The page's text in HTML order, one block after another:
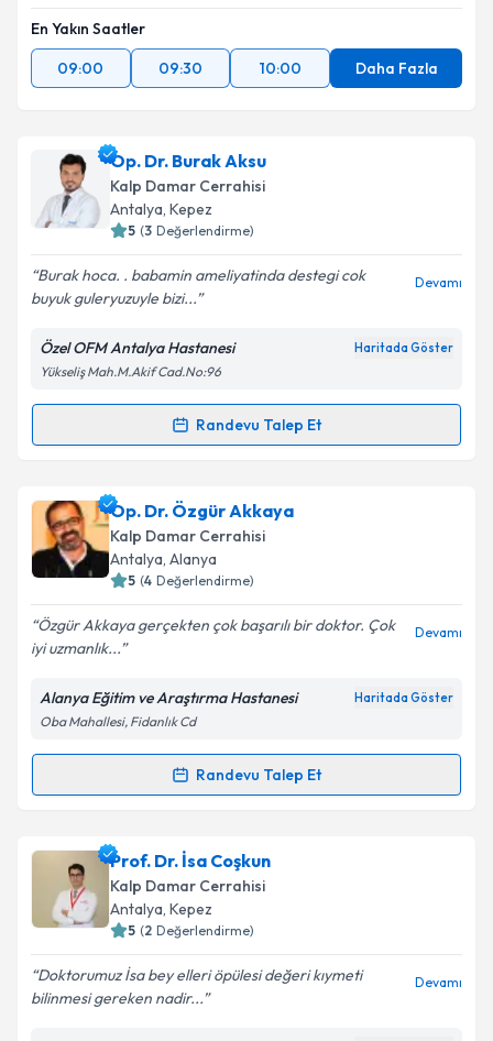
En Yakın Saatler
09:00
09:30 10:00 Daha Fazla
Op. Dr. Burak Aksu
Kalp Damar Cerrahisi
Antalya, Kepez
5 (3 Değerlendirme)
Burak hoca. . babamin ameliyatinda destegi cok
buyuk guleryuzuyle bizi...
Devamı
Özel OFM Antalya Hastanesi Haritada Göster
Yükseliş Mah.M.Akif Cad.No:96
Randevu Talep Et
Randevu Takvimi Talebi
Op. Dr. Burak Aksuiçin randevu takvimi talebi
oluşturun. Size bu uzmandan randevu almanız için bir
takvim hazırlandığında e-posta ile bilgilendireceğiz.
Kişisel verilerimin işlenmesine ilişkin
Aydınlatma
Metni'ni okudum ve kişisel verilerimin belirtilen
kapsamda işlenmesini kabul ediyorum.
Op. Dr. Özgür Akkaya
Kalp Damar Cerrahisi
Antalya, Alanya
5 (4 Değerlendirme)
Özgür Akkaya gerçekten çok başarılı bir doktor. Çok
iyi uzmanlık...
Devamı
Alanya Eğitim ve Araştırma Hastanesi Haritada Göster
Oba Mahallesi, Fidanlık Cd
Randevu Talep Et
Randevu Takvimi Talebi
Op. Dr. Özgür Akkayaiçin randevu takvimi talebi
oluşturun. Size bu uzmandan randevu almanız için bir
takvim hazırlandığında e-posta ile bilgilendireceğiz.
Prof. Dr. İsa Coşkun
Kalp Damar Cerrahisi
Antalya, Kepez
5 (2 Değerlendirme)
Doktorumuz İsa bey elleri öpülesi değeri kıymeti
bilinmesi gereken nadir...
Devamı